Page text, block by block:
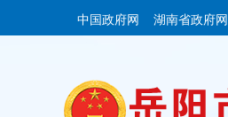
中国政府网 湖南省政府网